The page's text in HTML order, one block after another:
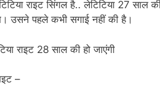
राइट सिंगल है.. लेटिटिया 27 साल
उसने पहले कभी सगाई नहीं की है।
राइट 28 साल की हो जाएंगी
–